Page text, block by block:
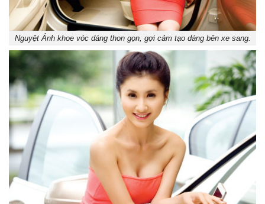
Nguyệt Ánh khoe vóc dáng thon gọn, gợi cảm tạo dáng bên xe sang.